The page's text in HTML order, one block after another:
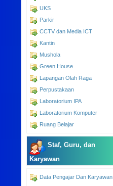
UKS
Parkir
CCTV dan Media ICT
Kantin
Mushola
Green House
Lapangan Olah Raga
Perpustakaan
Laboratorium IPA
Laboratorium Komputer
Ruang Belajar
Staf, Guru, dan
Karyawan
Data Pengajar Dan Karyawan